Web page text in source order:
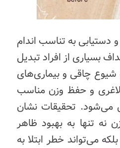
دستیابی به تناسب اندام
بسیاری از افراد تبدیل
چاقی و بیماری‌های
و حفظ وزن مناسب
تحقیقات نشان
تنها به بهبود ظاهر
می‌تواند خطر ابتلا به